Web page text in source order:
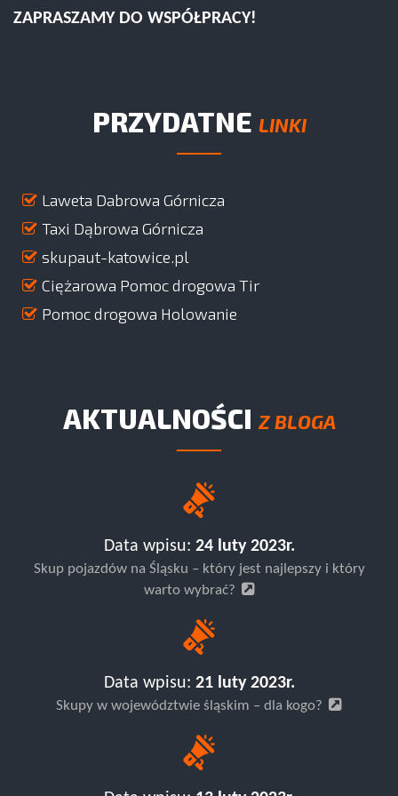
ZAPRASZAMY DO WSPÓŁPRACY!
PRZYDATNE LINKI
Laweta Dabrowa Górnicza
Taxi Dąbrowa Górnicza
skupaut-katowice.pl
Ciężarowa Pomoc drogowa Tir
Pomoc drogowa Holowanie
AKTUALNOŚCI Z BLOGA
Data wpisu: 24 luty 2023r.
Skup pojazdów na Śląsku – który jest najlepszy i który
warto wybrać?
Data wpisu: 21 luty 2023r.
Skupy w województwie śląskim – dla kogo?